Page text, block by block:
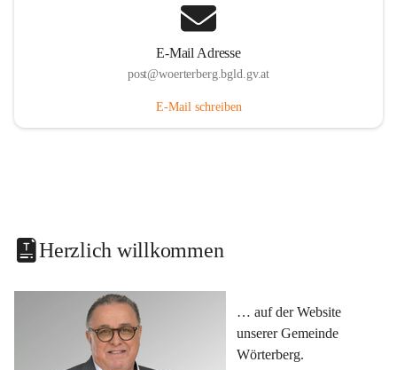
E-Mail Adresse
post@woerterberg.bgld.gv.at
E-Mail schreiben
Herzlich willkommen
… auf der Website
unserer Gemeinde
Wörterberg.